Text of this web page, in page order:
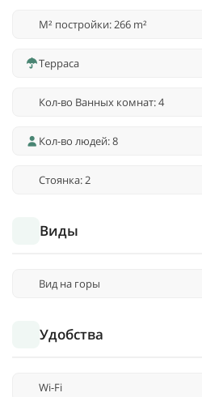
M² постройки: 266 m²
Терраса
Кол-во Ванных комнат: 4
Кол-во людей: 8
Стоянка: 2
Виды
Вид на горы
Удобства
Wi-Fi